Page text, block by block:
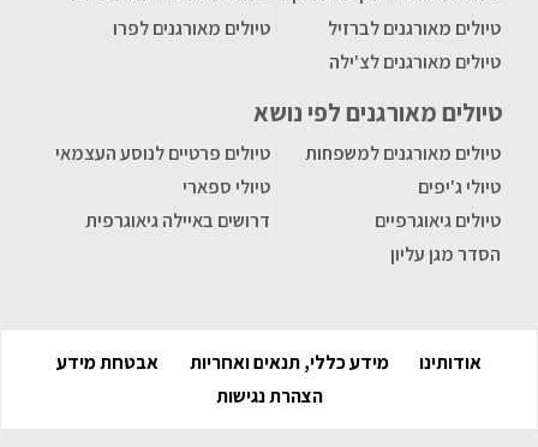
טיולים מאורגנים לברזיל
טיולים מאורגנים לפרו
טיולים מאורגנים לצ'ילה
טיולים מאורגנים לפי נושא
טיולים מאורגנים למשפחות
טיולים פרטיים לנוסע העצמאי
טיולי ג'יפים
טיולי ספארי
טיולים גיאוגרפיים
דרושים באיילה גיאוגרפית
הסדר מגן עליון
אודותינו מידע כללי, תנאים ואחריות
אבטחת מידע
הצהרת נגישות